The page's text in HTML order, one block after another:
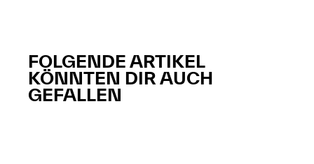
FOLGENDE ARTIKEL
KÖNNTEN DIR AUCH
GEFALLEN​​